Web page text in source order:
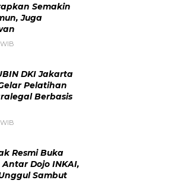
Semakin
Juga
DKI Jakarta
Pelatihan
Berbasis
Resmi Buka
Dojo INKAI,
Sambut